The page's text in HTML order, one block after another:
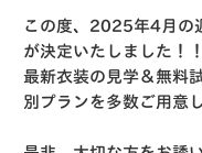
この度、2025年4月の
が決定いたしました！！
最新衣装の見学＆無料
別プランを多数ご用意